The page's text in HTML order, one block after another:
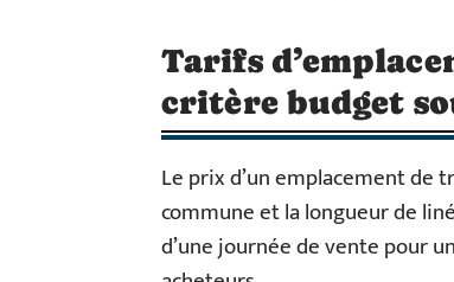
Tarifs
critère budget
Le prix d’un emplacement de
commune et la longueur de
d’une journée de vente pour